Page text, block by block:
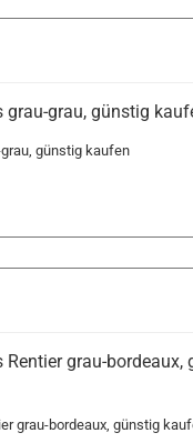
grau, günstig
günstig kaufen
grau-bordeaux,
grau-bordeaux, günstig